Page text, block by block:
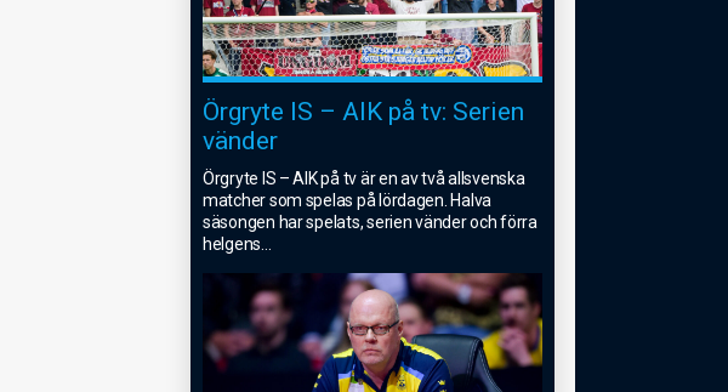
Örgryte IS – AIK på tv: Serien
vänder
Örgryte IS – AIK på tv är en av två allsvenska
matcher som spelas på lördagen. Halva
säsongen har spelats, serien vänder och förra
helgens